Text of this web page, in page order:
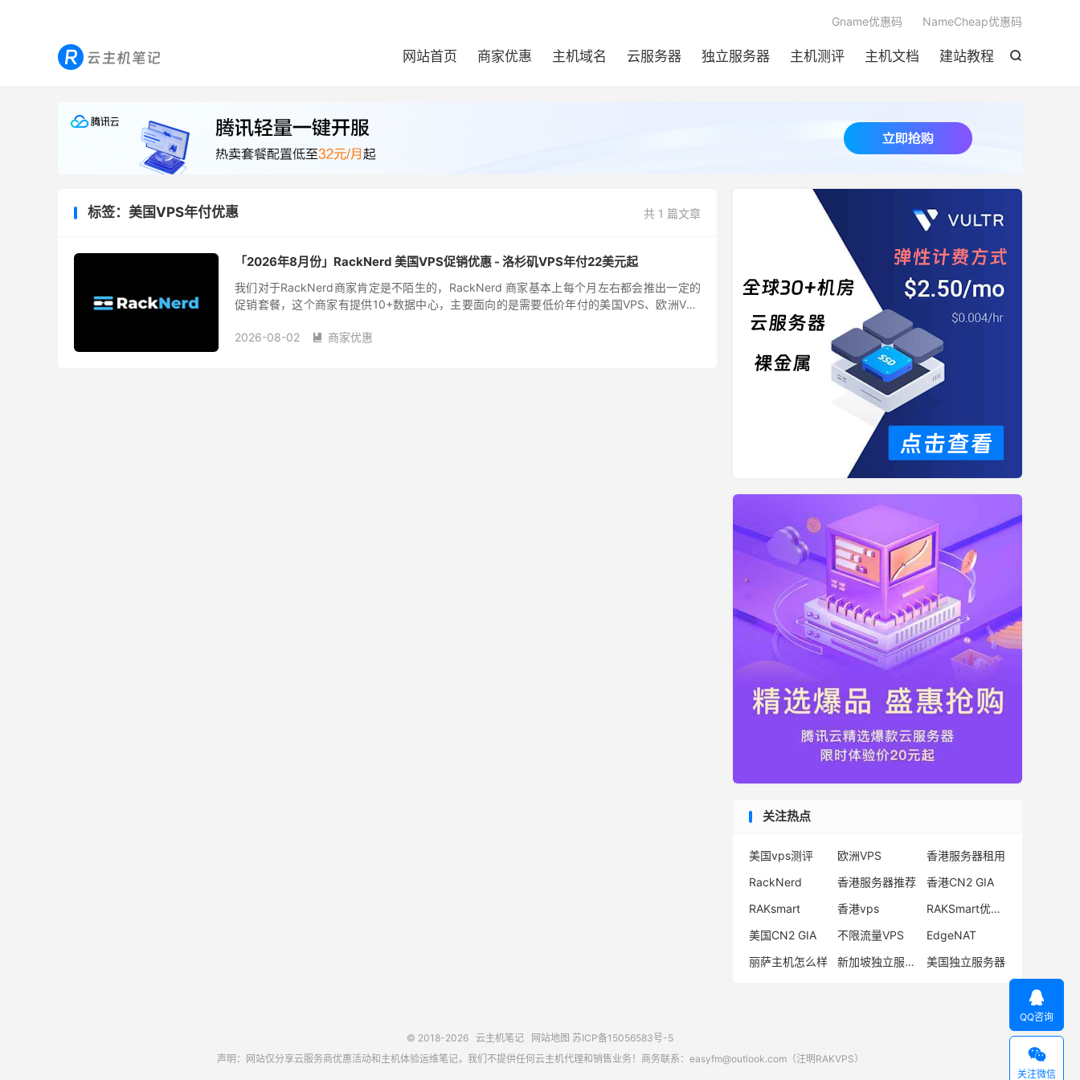

网站首页 商家优惠 主机域名 云服务器 独立服务器 主机测评 主机文档 建站教程
Gname优惠码 NameCheap优惠码
共 1 篇文章
标签：美国VPS年付优惠
「2026年8月份」RackNerd 美国VPS促销优惠 - 洛杉矶VPS年付22美元起
我们对于RackNerd商家肯定是不陌生的，RackNerd 商家基本上每个月左右都会推出一定的
促销套餐，这个商家有提供10+数据中心，主要面向的是需要低价年付的美国VPS、欧洲VPS
2026-08-02
 商家优惠
关注热点
美国vps测评 欧洲VPS
香港服务器租用
RackNerd
香港服务器推荐
香港CN2 GIA
RAKsmart
香港vps
RAKSmart优惠码
美国CN2 GIA
不限流量VPS
EdgeNAT
丽萨主机怎么样
新加坡独立服务器 美国独立服务器
© 2018-2026 云主机笔记 网站地图 苏ICP备15056583号-5
声明：网站仅分享云服务商优惠活动和主机体验运维笔记，我们不提供任何云主机代理和销售业务！商务联系：easyfm@outlook.com（注明RAKVPS）

QQ咨询

关注微信